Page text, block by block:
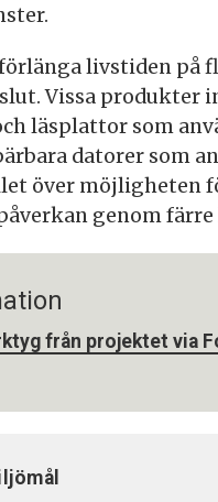
livstiden på
Vissa produkter
läsplattor som
datorer som
över möjligheten
genom färre
från projektet via